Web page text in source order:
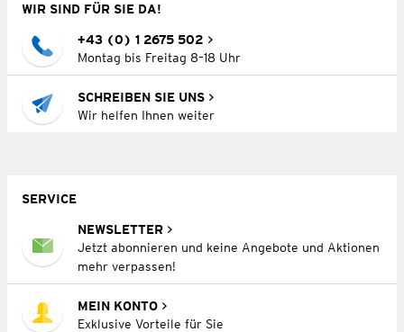
WIR SIND FÜR SIE DA!
+43 (0) 1 2675 502
Montag bis Freitag 8–18 Uhr
SCHREIBEN SIE UNS
Wir helfen Ihnen weiter
SERVICE
NEWSLETTER
Jetzt abonnieren und keine Angebote und Aktionen
mehr verpassen!
MEIN KONTO
Exklusive Vorteile für Sie